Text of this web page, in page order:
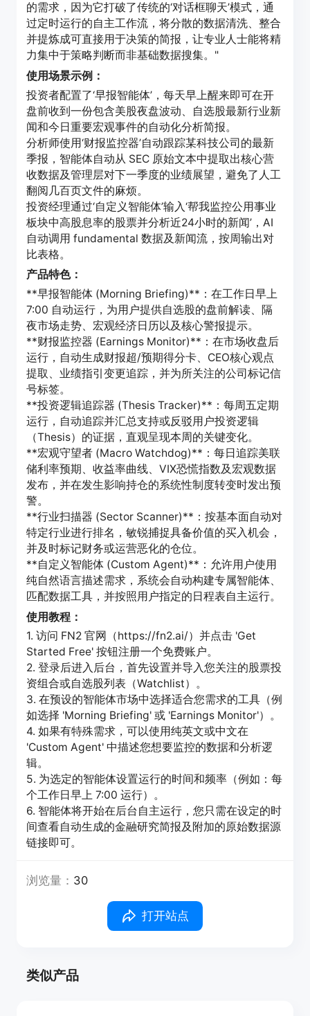
的需求，因为它打破了传统的‘对话框聊天’模式，通
过定时运行的自主工作流，将分散的数据清洗、整合
并提炼成可直接用于决策的简报，让专业人士能将精
力集中于策略判断而非基础数据搜集。"
使用场景示例：
投资者配置了‘早报智能体’，每天早上醒来即可在开
盘前收到一份包含美股夜盘波动、自选股最新行业新
闻和今日重要宏观事件的自动化分析简报。
分析师使用‘财报监控器’自动跟踪某科技公司的最新
季报，智能体自动从 SEC 原始文本中提取出核心营
收数据及管理层对下一季度的业绩展望，避免了人工
翻阅几百页文件的麻烦。
投资经理通过‘自定义智能体’输入‘帮我监控公用事业
板块中高股息率的股票并分析近24小时的新闻’，AI
自动调用 fundamental 数据及新闻流，按周输出对
比表格。
产品特色：
**早报智能体 (Morning Briefing)**：在工作日早上
7:00 自动运行，为用户提供自选股的盘前解读、隔
夜市场走势、宏观经济日历以及核心警报提示。
**财报监控器 (Earnings Monitor)**：在市场收盘后
运行，自动生成财报超/预期得分卡、CEO核心观点
提取、业绩指引变更追踪，并为所关注的公司标记信
号标签。
**投资逻辑追踪器 (Thesis Tracker)**：每周五定期
运行，自动追踪并汇总支持或反驳用户投资逻辑
（Thesis）的证据，直观呈现本周的关键变化。
**宏观守望者 (Macro Watchdog)**：每日追踪美联
储利率预期、收益率曲线、VIX恐慌指数及宏观数据
发布，并在发生影响持仓的系统性制度转变时发出预
警。
**行业扫描器 (Sector Scanner)**：按基本面自动对
特定行业进行排名，敏锐捕捉具备价值的买入机会，
并及时标记财务或运营恶化的仓位。
**自定义智能体 (Custom Agent)**：允许用户使用
纯自然语言描述需求，系统会自动构建专属智能体、
匹配数据工具，并按照用户指定的日程表自主运行。
使用教程：
1. 访问 FN2 官网（https://fn2.ai/）并点击 'Get
Started Free' 按钮注册一个免费账户。
2. 登录后进入后台，首先设置并导入您关注的股票投
资组合或自选股列表（Watchlist）。
3. 在预设的智能体市场中选择适合您需求的工具（例
如选择 'Morning Briefing' 或 'Earnings Monitor'）。
4. 如果有特殊需求，可以使用纯英文或中文在
'Custom Agent' 中描述您想要监控的数据和分析逻
辑。
5. 为选定的智能体设置运行的时间和频率（例如：每
个工作日早上 7:00 运行）。
6. 智能体将开始在后台自主运行，您只需在设定的时
间查看自动生成的金融研究简报及附加的原始数据源
链接即可。
浏览量： 30
打开站点
类似产品